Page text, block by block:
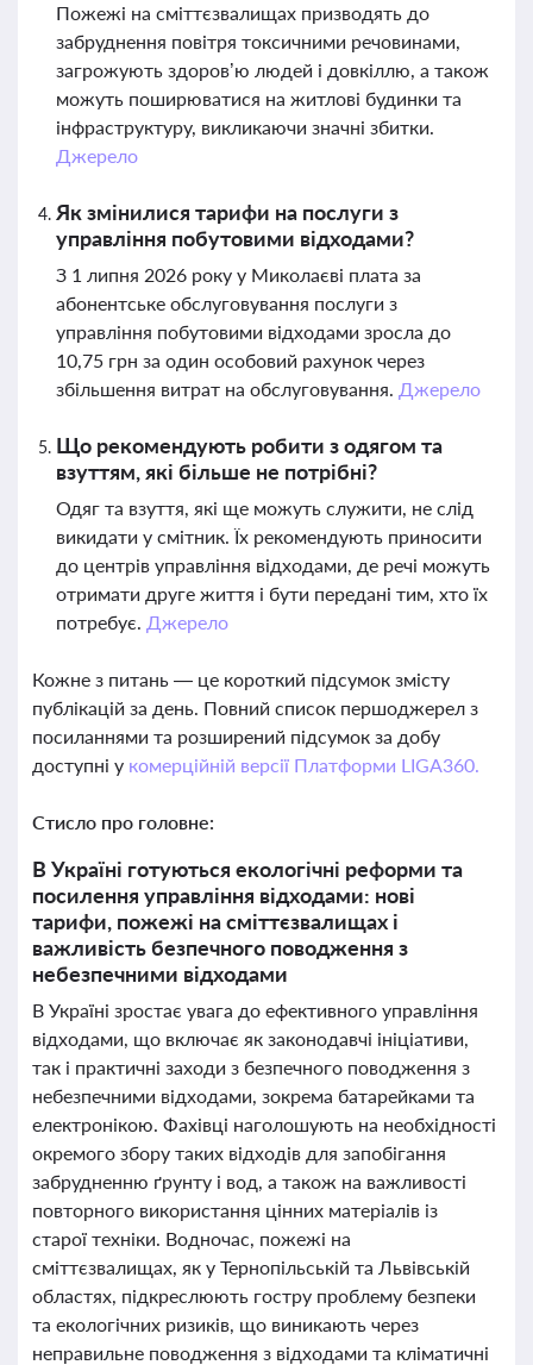
Пожежі на сміттєзвалищах призводять до
забруднення повітря токсичними речовинами,
загрожують здоров’ю людей і довкіллю, а також
можуть поширюватися на житлові будинки та
інфраструктуру, викликаючи значні збитки.
Джерело
Як змінилися тарифи на послуги з
управління побутовими відходами?
З 1 липня 2026 року у Миколаєві плата за
абонентське обслуговування послуги з
управління побутовими відходами зросла до
10,75 грн за один особовий рахунок через
збільшення витрат на обслуговування. Джерело
Що рекомендують робити з одягом та
взуттям, які більше не потрібні?
Одяг та взуття, які ще можуть служити, не слід
викидати у смітник. Їх рекомендують приносити
до центрів управління відходами, де речі можуть
отримати друге життя і бути передані тим, хто їх
потребує. Джерело
Кожне з питань — це короткий підсумок змісту
публікацій за день. Повний список першоджерел з
посиланнями та розширений підсумок за добу
доступні у комерційній версії Платформи LIGA360.
Стисло про головне:
В Україні готуються екологічні реформи та
посилення управління відходами: нові
тарифи, пожежі на сміттєзвалищах і
важливість безпечного поводження з
небезпечними відходами
В Україні зростає увага до ефективного управління
відходами, що включає як законодавчі ініціативи,
так і практичні заходи з безпечного поводження з
небезпечними відходами, зокрема батарейками та
електронікою. Фахівці наголошують на необхідності
окремого збору таких відходів для запобігання
забрудненню ґрунту і вод, а також на важливості
повторного використання цінних матеріалів із
старої техніки. Водночас, пожежі на
сміттєзвалищах, як у Тернопільській та Львівській
областях, підкреслюють гостру проблему безпеки
та екологічних ризиків, що виникають через
неправильне поводження з відходами та кліматичні